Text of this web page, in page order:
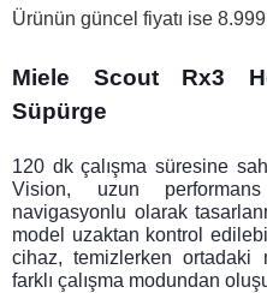
Ürünün güncel fiyatı ise 8.999
Miele Scout Rx3
Süpürge
120 dk çalışma süresine
Vision, uzun
navigasyonlu olarak
model uzaktan kontrol
cihaz, temizlerken ortadaki
farklı çalışma modundan